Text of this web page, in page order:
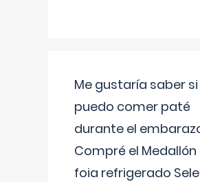
Me gustaría saber si
puedo comer paté
durante el
Compré el Medallón
foia refrigerado